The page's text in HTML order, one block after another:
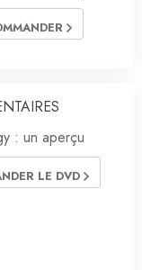
: un aperçu
LE DVD